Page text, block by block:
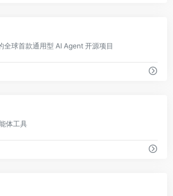
全球首款通用型 AI Agent 开源项目
体工具